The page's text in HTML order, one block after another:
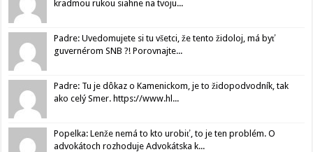
kradmou rukou siahne na tvoju...
Padre: Uvedomujete si tu všetci, že tento židoloj, má byť
guvernérom SNB ?! Porovnajte...
Padre: Tu je dôkaz o Kamenickom, je to židopodvodník, tak
ako celý Smer. https://www.hl...
Popelka: Lenže nemá to kto urobiť, to je ten problém. O
advokátoch rozhoduje Advokátska k...